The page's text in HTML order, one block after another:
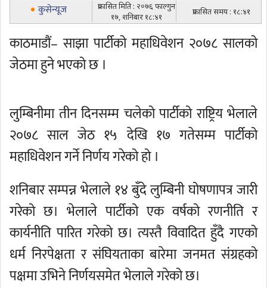
कुसेन्यूज
प्रकासित मिति : २०७६ फाल्गुन
१७, शनिबार १८:४१
प्रकासित समय : १८:४१
काठमाडौं– साझा पार्टीको महाधिवेशन २०७८ सालको
जेठमा हुने भएको छ ।
लुम्बिनीमा तीन दिनसम्म चलेको पार्टीको राष्ट्रिय भेलाले
२०७८ साल जेठ १५ देखि १७ गतेसम्म पार्टीको
महाधिवेशन गर्ने निर्णय गरेको हो ।
शनिबार सम्पन्न भेलाले १४ बुँदे लुम्बिनी घोषणापत्र जारी
गरेको छ। भेलाले पार्टीको एक वर्षको रणनीति र
कार्यनीति पारित गरेको छ। त्यस्तै विवादित हुँदै गएको
धर्म निरपेक्षता र संघियताका बारेमा जनमत संग्रहको
पक्षमा उभिने निर्णयसमेत भेलाले गरेको छ।